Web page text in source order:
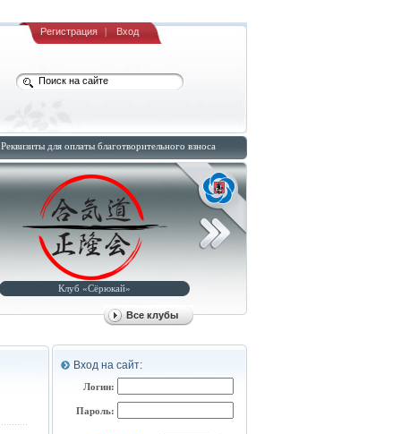
Регистрация | Вход
Реквизиты для оплаты благотворительного взноса
Клуб «Рюсуйкан-додзё»
Все клубы
Вход на сайт:
Логин:
Пароль: